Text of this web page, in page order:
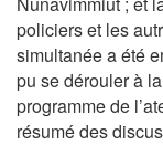
policiers et les
simultanée a été
pu se dérouler à
programme de
résumé des